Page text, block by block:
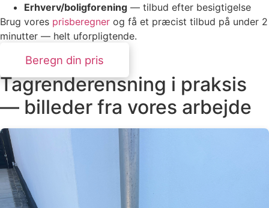
Erhverv/boligforening — tilbud efter besigtigelse
Brug vores prisberegner og få et præcist tilbud på under 2
minutter — helt uforpligtende.
Beregn din pris
Tagrenderensning i praksis
— billeder fra vores arbejde